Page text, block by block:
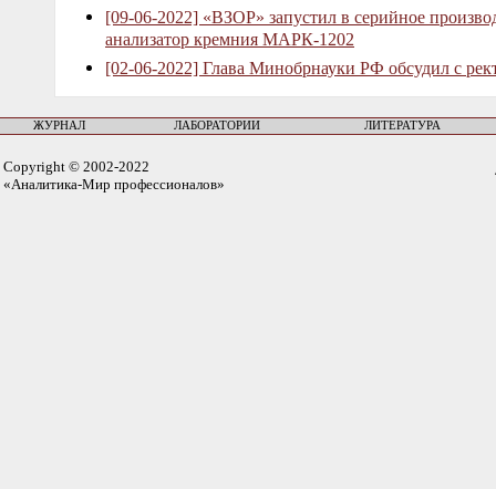
[09-06-2022] «ВЗОР» запустил в серийное
анализатор кремния МАРК-1202
[02-06-2022] Глава Минобрнауки РФ обсудил с
ЖУРНАЛ ЛАБОРАТОРИИ ЛИТЕРАТУРА
Copyright © 2002-2022
«Аналитика-Мир профессионалов»